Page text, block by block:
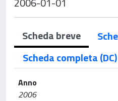
Scheda breve
Scheda completa (DC)
Anno
2006